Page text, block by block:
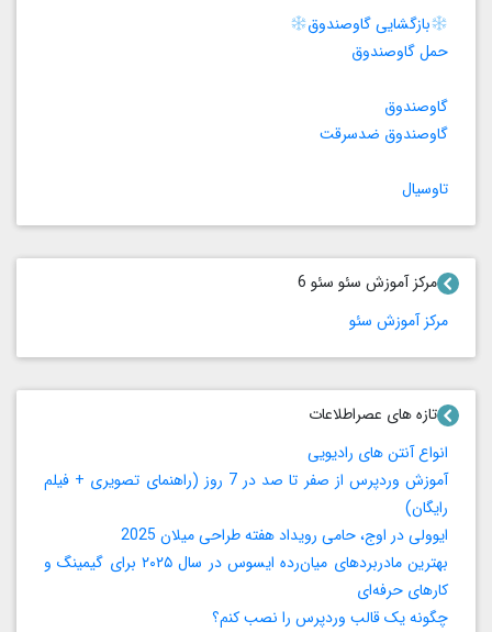
بازگشایی گاوصندوق
حمل گاوصندوق
گاوصندوق
گاوصندوق ضدسرقت
تاوسیال
مرکز آموزش سئو سئو 6
مرکز آموزش سئو
تازه های عصراطلاعات
انواع آنتن های رادیویی
آموزش وردپرس از صفر تا صد در 7 روز (راهنمای تصویری + فیلم
رایگان)
ایوولی در اوج، حامی رویداد هفته طراحی میلان 2025
بهترین مادربردهای میان‌رده ایسوس در سال ۲۰۲۵ برای گیمینگ و
کارهای حرفه‌ای
چگونه یک قالب وردپرس را نصب کنم؟